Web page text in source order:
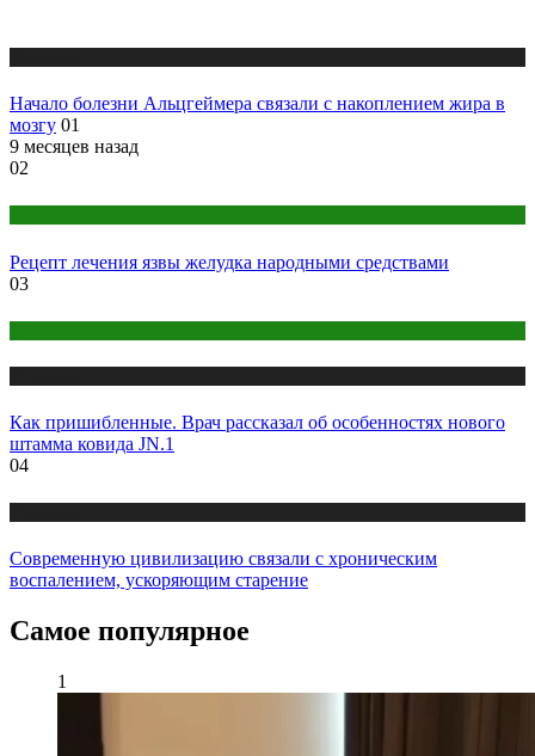
Начало болезни Альцгеймера связали с накоплением жира в
мозгу 01
9 месяцев назад
02
Рецепт лечения язвы желудка народными средствами
03
Как пришибленные. Врач рассказал об особенностях нового
штамма ковида JN.1
04
Современную цивилизацию связали с хроническим
воспалением, ускоряющим старение
Самое популярное
1